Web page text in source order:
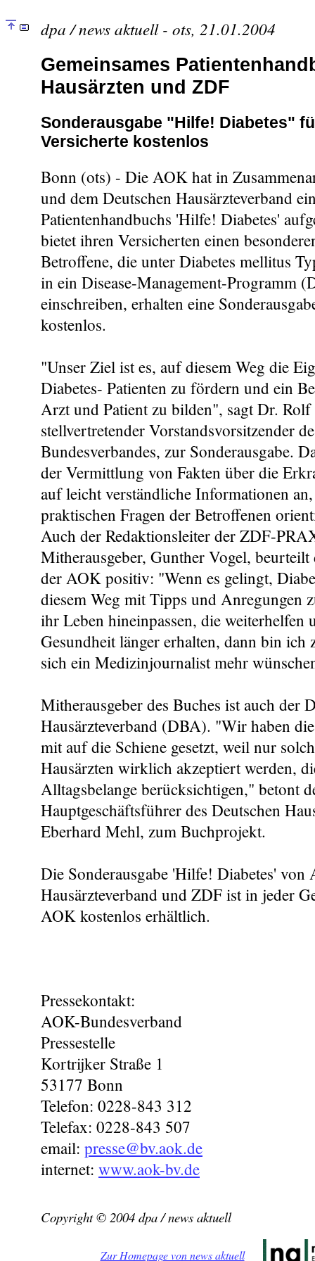
dpa / news aktuell - ots, 21.01.2004
Gemeinsames
Hausärzten und ZDF
Sonderausgabe "Hilfe! Diabetes"
Versicherte kostenlos
Bonn (ots) - Die AOK hat in
und dem Deutschen Hausärzteverband
Patientenhandbuchs 'Hilfe! Diabetes'
bietet ihren Versicherten einen
Betroffene, die unter Diabetes mellitus
in ein Disease-Management-Programm
einschreiben, erhalten eine
kostenlos.
"Unser Ziel ist es, auf diesem Weg die
Diabetes- Patienten zu fördern und ein
Arzt und Patient zu bilden", sagt Dr.
stellvertretender Vorstandsvorsitzender
Bundesverbandes, zur Sonderausgabe.
der Vermittlung von Fakten über die
auf leicht verständliche Informationen
praktischen Fragen der Betroffenen
Auch der Redaktionsleiter der ZDF-
Mitherausgeber, Gunther Vogel, beurteilt
der AOK positiv: "Wenn es gelingt,
diesem Weg mit Tipps und Anregungen
ihr Leben hineinpassen, die weiterhelfen
Gesundheit länger erhalten, dann bin ich
sich ein Medizinjournalist mehr
Mitherausgeber des Buches ist auch der
Hausärzteverband (DBA). "Wir haben
mit auf die Schiene gesetzt, weil nur
Hausärzten wirklich akzeptiert werden,
Alltagsbelange berücksichtigen," betont
Hauptgeschäftsführer des Deutschen
Eberhard Mehl, zum Buchprojekt.
Die Sonderausgabe 'Hilfe! Diabetes' von
Hausärzteverband und ZDF ist in jeder
AOK kostenlos erhältlich.
Pressekontakt:
AOK-Bundesverband
Pressestelle
Kortrijker Straße 1
53177 Bonn
Telefon: 0228-843 312
Telefax: 0228-843 507
email: presse@bv.aok.de
internet: www.aok-bv.de
Copyright © 2004 dpa / news aktuell
Zur Homepage von news aktuell